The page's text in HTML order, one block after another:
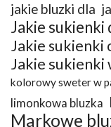
jakie bluzki dla
Jakie sukienki
Jakie sukienki
Jakie sukienki
kolorowy sweter w
limonkowa bluzka
Markowe